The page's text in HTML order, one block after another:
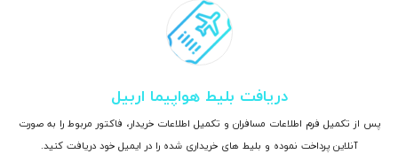
دریافت بلیط هواپیما اربیل
پس از تکمیل فرم اطلاعات مسافران و تکمیل اطلاعات خریدار، فاکتور مربوط را به صورت
آنلاین پرداخت نموده و بلیط های خریداری شده را در ایمیل خود دریافت کنید.